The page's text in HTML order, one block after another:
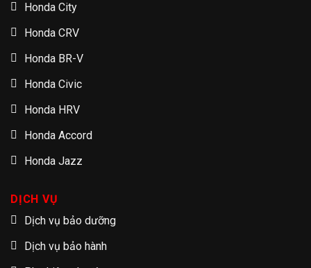
Honda City
Honda CRV
Honda BR-V
Honda Civic
Honda HRV
Honda Accord
Honda Jazz
DỊCH VỤ
Dịch vụ bảo dưỡng
Dịch vụ bảo hành